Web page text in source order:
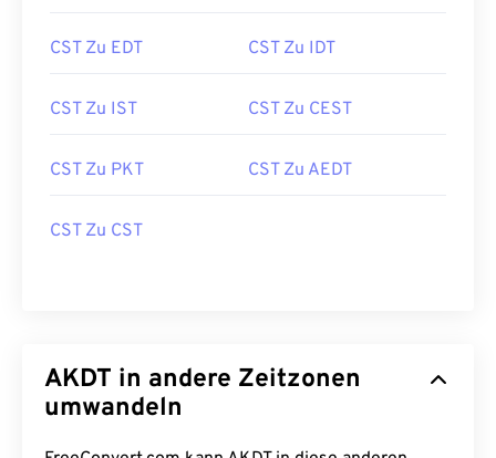
CST Zu EDT CST Zu IDT
CST Zu IST CST Zu CEST
CST Zu PKT CST Zu AEDT
CST Zu CST
AKDT in andere Zeitzonen
umwandeln